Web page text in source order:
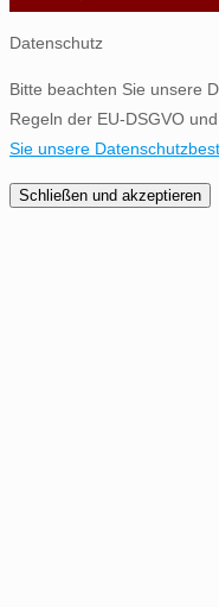
Datenschutz
Bitte beachten Sie unsere
Regeln der EU-DSGVO
Sie unsere
Schließen und akzeptieren